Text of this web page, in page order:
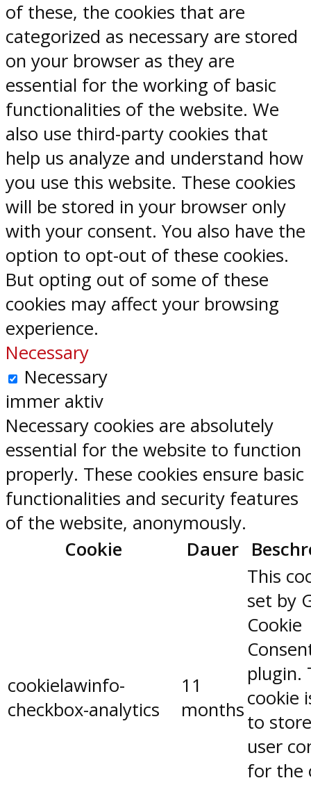
of these, the cookies that are
categorized as necessary are stored
on your browser as they are
essential for the working of basic
functionalities of the website. We
also use third-party cookies that
help us analyze and understand how
you use this website. These cookies
will be stored in your browser only
with your consent. You also have the
option to opt-out of these cookies.
But opting out of some of these
cookies may affect your browsing
experience.
Necessary
Necessary
immer aktiv
Necessary cookies are absolutely
essential for the website to function
properly. These cookies ensure basic
functionalities and security features
of the website, anonymously.
Cookie
Dauer
cookielawinfo-
checkbox-analytics
11
months
This
set by
Cookie
plugin.
cookie
to
user
for the